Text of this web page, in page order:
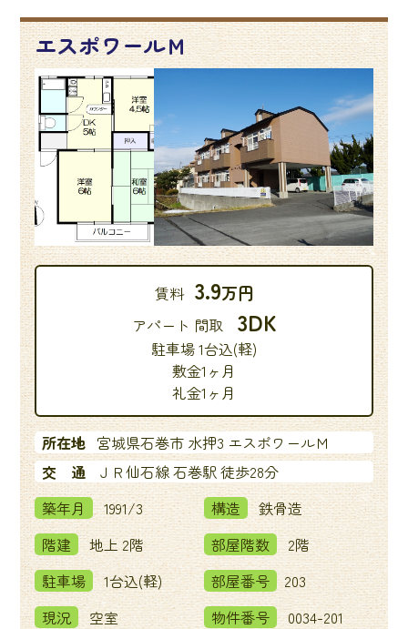
エスポワールＭ
賃料 3.9万円
アパート 間取 3DK
駐車場 1台込(軽)
敷金1ヶ月
礼金1ヶ月
所在地 宮城県石巻市 水押3 エスポワールＭ
交 通
ＪＲ仙石線 石巻駅 徒歩28分
築年月
1991/3 構造
鉄骨造
階建
地上 2階 部屋階数
2階
駐車場
1台込(軽) 部屋番号
203
現況
空室 物件番号
0034-201